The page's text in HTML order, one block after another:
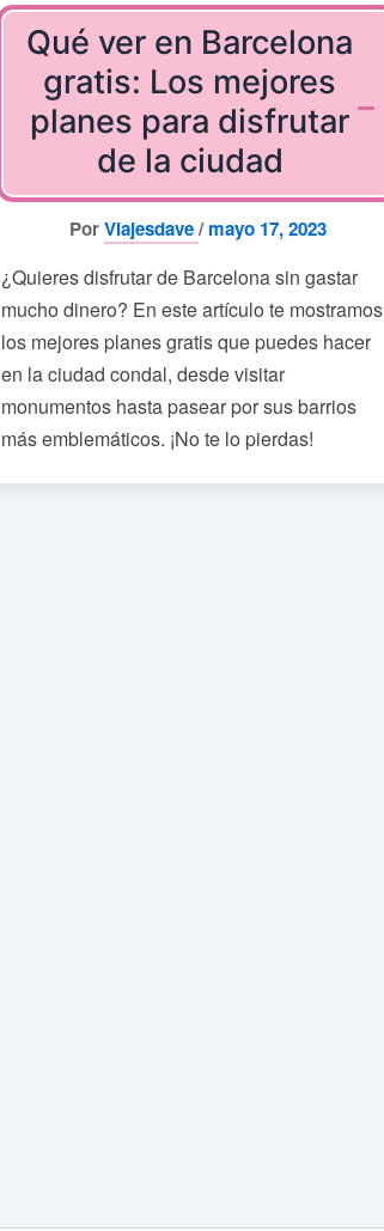
Qué ver en Barcelona
gratis: Los mejores
planes para disfrutar
de la ciudad
PorViajesdave/mayo 17, 2023
¿Quieres disfrutar de Barcelona sin gastar
mucho dinero? En este artículo te mostramos
los mejores planes gratis que puedes hacer
en la ciudad condal, desde visitar
monumentos hasta pasear por sus barrios
más emblemáticos. ¡No te lo pierdas!